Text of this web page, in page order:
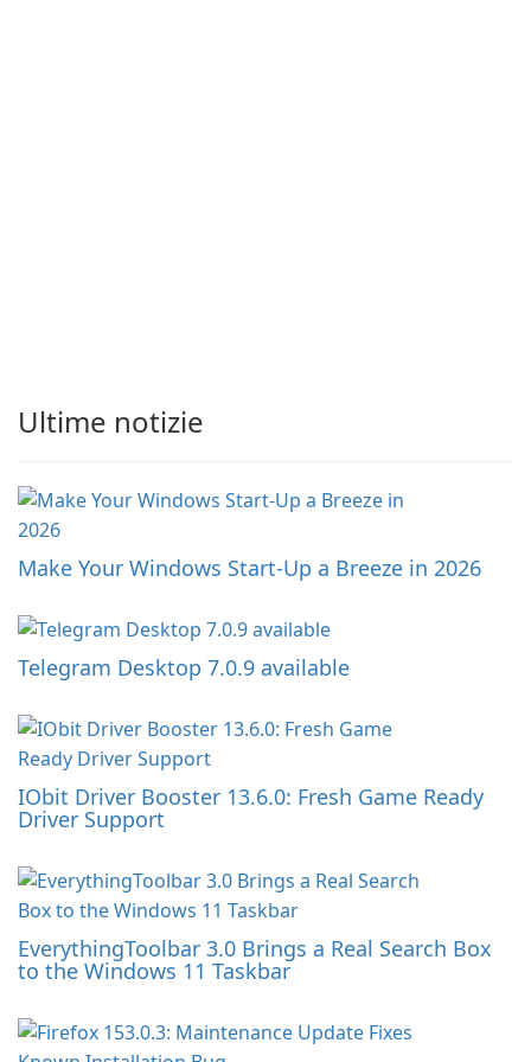
Ultime notizie
Make Your Windows Start-Up a Breeze in 2026
Telegram Desktop 7.0.9 available
IObit Driver Booster 13.6.0: Fresh Game Ready
Driver Support
EverythingToolbar 3.0 Brings a Real Search Box
to the Windows 11 Taskbar